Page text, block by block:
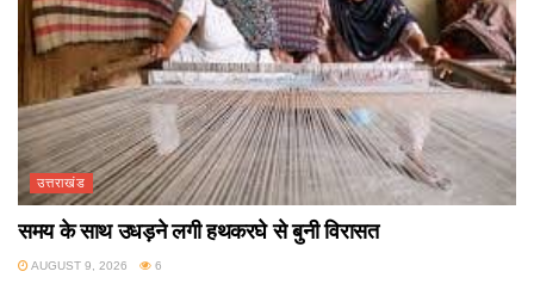
उत्तराखंड
समय के साथ उधड़ने लगी हथकरघे से बुनी विरासत
AUGUST 9, 2026 6